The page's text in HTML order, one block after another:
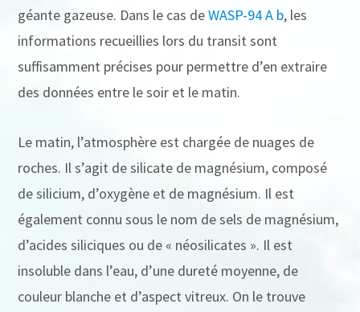
géante gazeuse. Dans le cas deWASP-94 A b, les
informations recueillies lors du transit sont
suffisamment précises pour permettre d’en extraire
des données entre le soir et le matin.
Le matin, l’atmosphère est chargée de nuages de
roches. Il s’agit de silicate de magnésium, composé
de silicium, d’oxygène et de magnésium. Il est
également connu sous le nom de sels de magnésium,
d’acides siliciques ou de « néosilicates ». Il est
insoluble dans l’eau, d’une dureté moyenne, de
couleur blanche et d’aspect vitreux. On le trouve